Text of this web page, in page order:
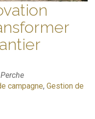
campagne, Gestion de